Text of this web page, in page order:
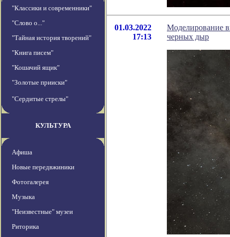
"Классики и современники"
"Слово о..."
"Тайная история творений"
"Книга писем"
"Кошачий ящик"
"Золотые прииски"
"Сердитые стрелы"
КУЛЬТУРА
Афиша
Новые передвжиники
Фотогалерея
Музыка
"Неизвестные" музеи
Риторика
01.03.2022
17:13
Моделирование
черных дыр